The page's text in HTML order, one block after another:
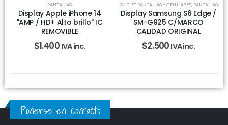
PANTALLAS
Display Apple iPhone 14
"AMP / HD+ Alto brillo" IC
REMOVIBLE
$1.400 IVA inc.
OUTLET PANTALLAS Y CELULARES, PANTALLAS
Display Samsung S6 Edge /
SM-G925 C/MARCO
CALIDAD ORIGINAL
$2.500 IVA inc.
Ponerse en contacto